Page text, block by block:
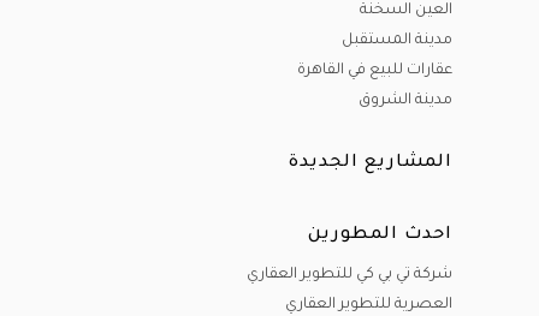
العين السخنة
مدينة المستقبل
عقارات للبيع في القاهرة
مدينة الشروق
المشاريع الجديدة
احدث المطورين
شركة تي بي كي للتطوير العقاري
العصرية للتطوير العقاري